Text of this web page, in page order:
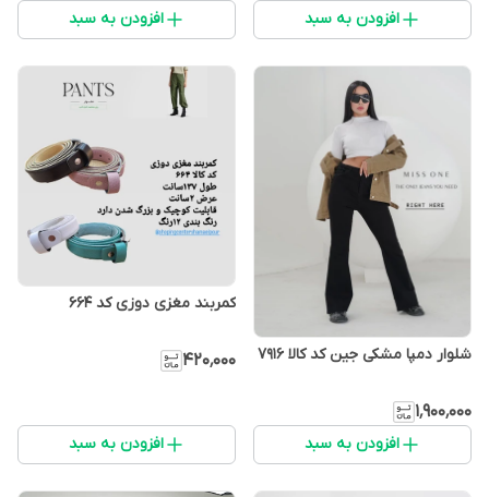
افزودن به سبد افزودن به سبد
شلوار دمپا مشکی جین کد کالا ۷۹۱۶
۱٬۹۰۰٬۰۰۰
افزودن به سبد
کمربند مغزی دوزی کد ۶۶۴
۴۲۰٬۰۰۰
افزودن به سبد